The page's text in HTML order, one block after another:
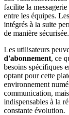
facilite la
entre les équipes.
intégrés à la suite
de manière sécurisée.
Les utilisateurs
d'abonnement, ce
besoins spécifiques
optant pour cette
environnement
communication,
indispensables à la
constante évolution.